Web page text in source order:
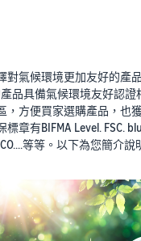
對氣候環境更加友好的產
品具備氣候環境友好認證
，方便買家選購產品，也
章有BIFMA Level. FSC.
等等。以下為您簡介